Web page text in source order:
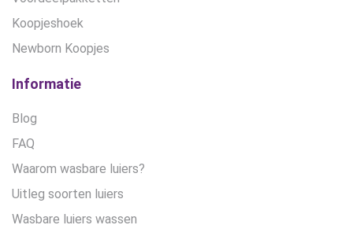
Koopjeshoek
Newborn Koopjes
Informatie
Blog
FAQ
Waarom wasbare luiers?
Uitleg soorten luiers
Wasbare luiers wassen